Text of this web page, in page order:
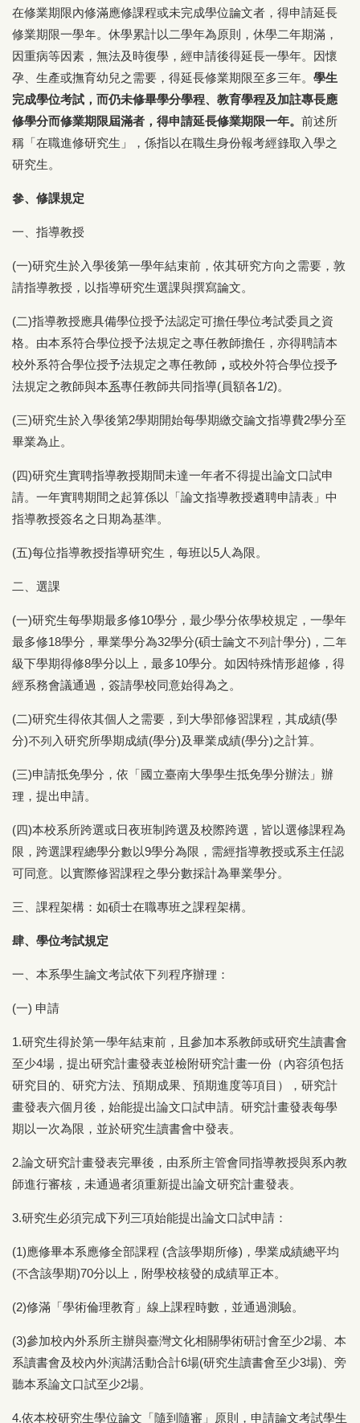
在修業期限內修滿應修課程或未完成學位論文者，得申請延長
修業期限一學年。休學累計以二學年為原則，休學二年期滿，
因重病等因素，無法及時復學，經申請後得延長一學年。因懷
孕、生產或撫育幼兒之需要，得延長修業期限至多三年。 學生
完成學位考試，而仍未修畢學分學程、教育學程及加註專長應
修學分而修業期限屆滿者，得申請延長修業期限一年。 前述所
稱「在職進修研究生」，係指以在職生身份報考經錄取入學之
研究生。
參、修課規定
一、指導教授
(一)研究生於入學後第一學年結束前，依其研究方向之需要，敦
請指導教授，以指導研究生選課與撰寫論文。
(二)指導教授應具備學位授予法認定可擔任學位考試委員之資
格。由本系符合學位授予法規定之專任教師擔任，亦得聘請本
校外系符合學位授予法規定之專任教師 ， 或校外符合學位授予
法規定之教師與本系專任教師共同指導(員額各1/2)。
(三)研究生於入學後第2學期開始每學期繳交論文指導費2學分至
畢業為止。
(四)研究生實聘指導教授期間未達一年者不得提出論文口試申
請。一年實聘期間之起算係以「論文指導教授遴聘申請表」中
指導教授簽名之日期為基準。
(五)每位指導教授指導研究生，每班以5人為限。
二、選課
(一)研究生每學期最多修10學分，最少學分依學校規定，一學年
最多修18學分，畢業學分為32學分(碩士論文不列計學分)，二年
級下學期得修8學分以上，最多10學分。如因特殊情形超修，得
經系務會議通過，簽請學校同意始得為之。
(二)研究生得依其個人之需要，到大學部修習課程，其成績(學
分)不列入研究所學期成績(學分)及畢業成績(學分)之計算。
(三)申請抵免學分，依「國立臺南大學學生抵免學分辦法」辦
理，提出申請。
(四)本校系所跨選或日夜班制跨選及校際跨選，皆以選修課程為
限，跨選課程總學分數以9學分為限，需經指導教授或系主任認
可同意。以實際修習課程之學分數採計為畢業學分。
三、課程架構：如碩士在職專班之課程架構。
肆、學位考試規定
一、本系學生論文考試依下列程序辦理：
(一) 申請
1.研究生得於第一學年結束前，且參加本系教師或研究生讀書會
至少4場，提出研究計畫發表並檢附研究計畫一份（內容須包括
研究目的、研究方法、預期成果、預期進度等項目），研究計
畫發表六個月後，始能提出論文口試申請。研究計畫發表每學
期以一次為限，並於研究生讀書會中發表。
2.論文研究計畫發表完畢後，由系所主管會同指導教授與系內教
師進行審核，未通過者須重新提出論文研究計畫發表。
3.研究生必須完成下列三項始能提出論文口試申請：
(1)應修畢本系應修全部課程 (含該學期所修)，學業成績總平均
(不含該學期)70分以上，附學校核發的成績單正本。
(2)修滿「學術倫理教育」線上課程時數，並通過測驗。
(3)參加校內外系所主辦與臺灣文化相關學術研討會至少2場、本
系讀書會及校內外演講活動合計6場(研究生讀書會至少3場)、旁
聽本系論文口試至少2場。
4.依本校研究生學位論文「隨到隨審」原則，申請論文考試學生